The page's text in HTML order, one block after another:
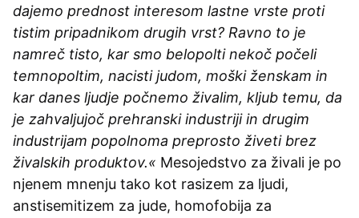
dajemo prednost interesom lastne vrste proti
tistim pripadnikom drugih vrst? Ravno to je
namreč tisto, kar smo belopolti nekoč počeli
temnopoltim, nacisti judom, moški ženskam in
kar danes ljudje počnemo živalim, kljub temu, da
je zahvaljujoč prehranski industriji in drugim
industrijam popolnoma preprosto živeti brez
živalskih produktov.« Mesojedstvo za živali je po
njenem mnenju tako kot rasizem za ljudi,
anstisemitizem za jude, homofobija za